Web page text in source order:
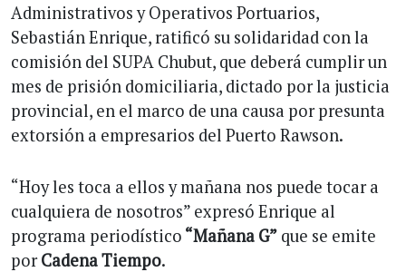
Administrativos y Operativos Portuarios,
Sebastián Enrique, ratificó su solidaridad con la
comisión del SUPA Chubut, que deberá cumplir un
mes de prisión domiciliaria, dictado por la justicia
provincial, en el marco de una causa por presunta
extorsión a empresarios del Puerto Rawson.
“Hoy les toca a ellos y mañana nos puede tocar a
cualquiera de nosotros” expresó Enrique al
programa periodístico “Mañana G” que se emite
porCadena Tiempo.